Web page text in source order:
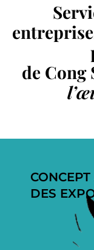
de Cong
DES